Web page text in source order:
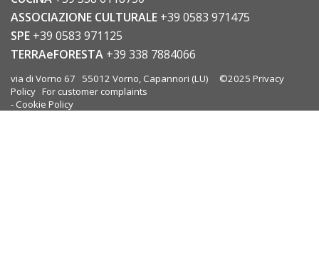
ASSOCIAZIONE CULTURALE +39 0583 971475
SPE +39 0583 971125
TERRAeFORESTA +39 338 7884066
via di Vorno 67 55012 Vorno, Capannori (LU) ©2025 Privacy
Policy For customer complaints
- Cookie Policy